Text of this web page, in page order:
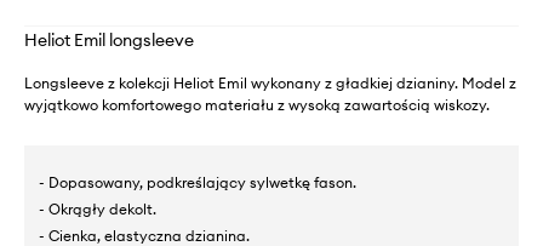
Heliot Emil longsleeve
Longsleeve z kolekcji Heliot Emil wykonany z gładkiej dzianiny. Model z
wyjątkowo komfortowego materiału z wysoką zawartością wiskozy.
- Dopasowany, podkreślający sylwetkę fason.
- Okrągły dekolt.
- Cienka, elastyczna dzianina.